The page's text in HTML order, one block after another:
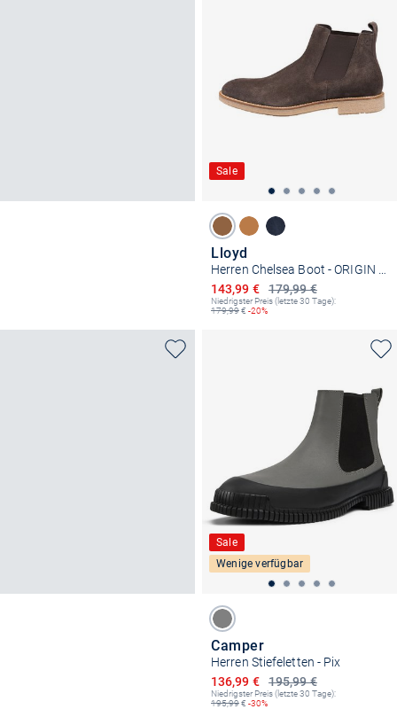
Sale
Lloyd
179,99 €
Ermäßigter Preis
143,99 €
Niedrigster Preis (letzte 30 Tage):
179,99€ -20%
Sale
Wenige verfügbar
Camper
Herren Stiefeletten - Pix
195,99 €
Ermäßigter Preis
136,99 €
Niedrigster Preis (letzte 30 Tage):
195,99€ -30%